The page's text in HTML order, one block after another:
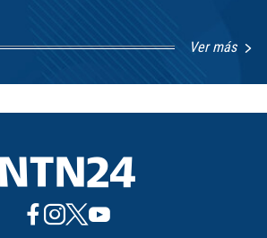
Ver más